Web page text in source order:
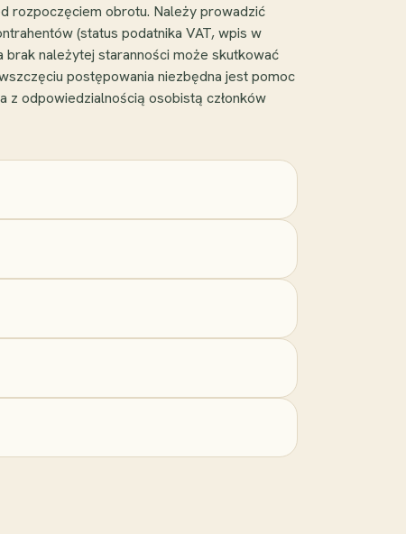
rozpoczęciem obrotu. Należy prowadzić
(status podatnika VAT, wpis w
brak należytej staranności może skutkować
postępowania niezbędna jest pomoc
odpowiedzialnością osobistą członków